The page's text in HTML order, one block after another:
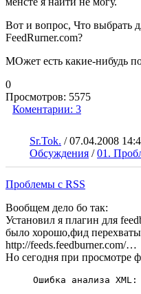
Вот и вопрос, Что выбрать
FeedRurner.com?
МОжет есть какие-нибудь
0
Просмотров: 5575
Коментарии: 3
Sr.Tok. /07.04.2008
Обсуждения /01.
Проблемы с RSS
Вообщем дело бо так:
Установил я плагин для
было хорошо,фид
http://feeds.feedburner.com/…
Но сегодня при просмотре
Ошибка анализа